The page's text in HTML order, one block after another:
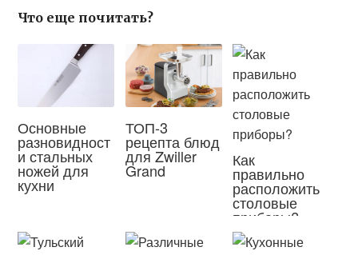
Что еще почитать?
Основные
разновидност
и стальных
ножей для
кухни
ТОП-3
рецепта блюд
для Zwiller
Grand
Как
правильно
расположить
столовые
приборы?